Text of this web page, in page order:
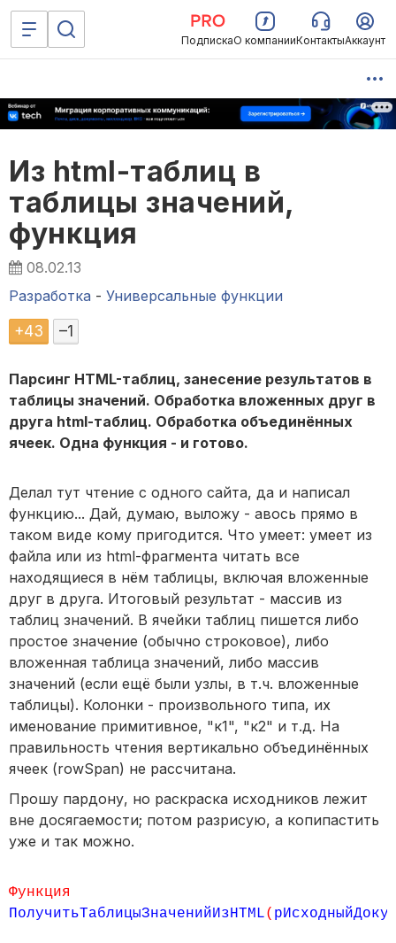
ПодпискаО компанииКонтактыАккаунт
Из html-таблиц в
таблицы значений,
функция
08.02.13
Разработка - Универсальные функции
+43 –1
Парсинг HTML-таблиц, занесение результатов в
таблицы значений. Обработка вложенных друг в
друга html-таблиц. Обработка объединённых
ячеек. Одна функция - и готово.
Делал тут чтение с одного сайта, да и написал
функцию... Дай, думаю, выложу - авось прямо в
таком виде кому пригодится. Что умеет: умеет из
файла или из html-фрагмента читать все
находящиеся в нём таблицы, включая вложенные
друг в друга. Итоговый результат - массив из
таблиц значений. В ячейки таблиц пишется либо
простое значение (обычно строковое), либо
вложенная таблица значений, либо массив
значений (если ещё были узлы, в т.ч. вложенные
таблицы). Колонки - произвольного типа, их
именование примитивное, "к1", "к2" и т.д. На
правильность чтения вертикально объединённых
ячеек (rowSpan) не рассчитана.
Прошу пардону, но раскраска исходников лежит
вне досягаемости; потом разрисую, а копипастить
уже и так можно.
Функция
ПолучитьТаблицыЗначенийИзHTML(